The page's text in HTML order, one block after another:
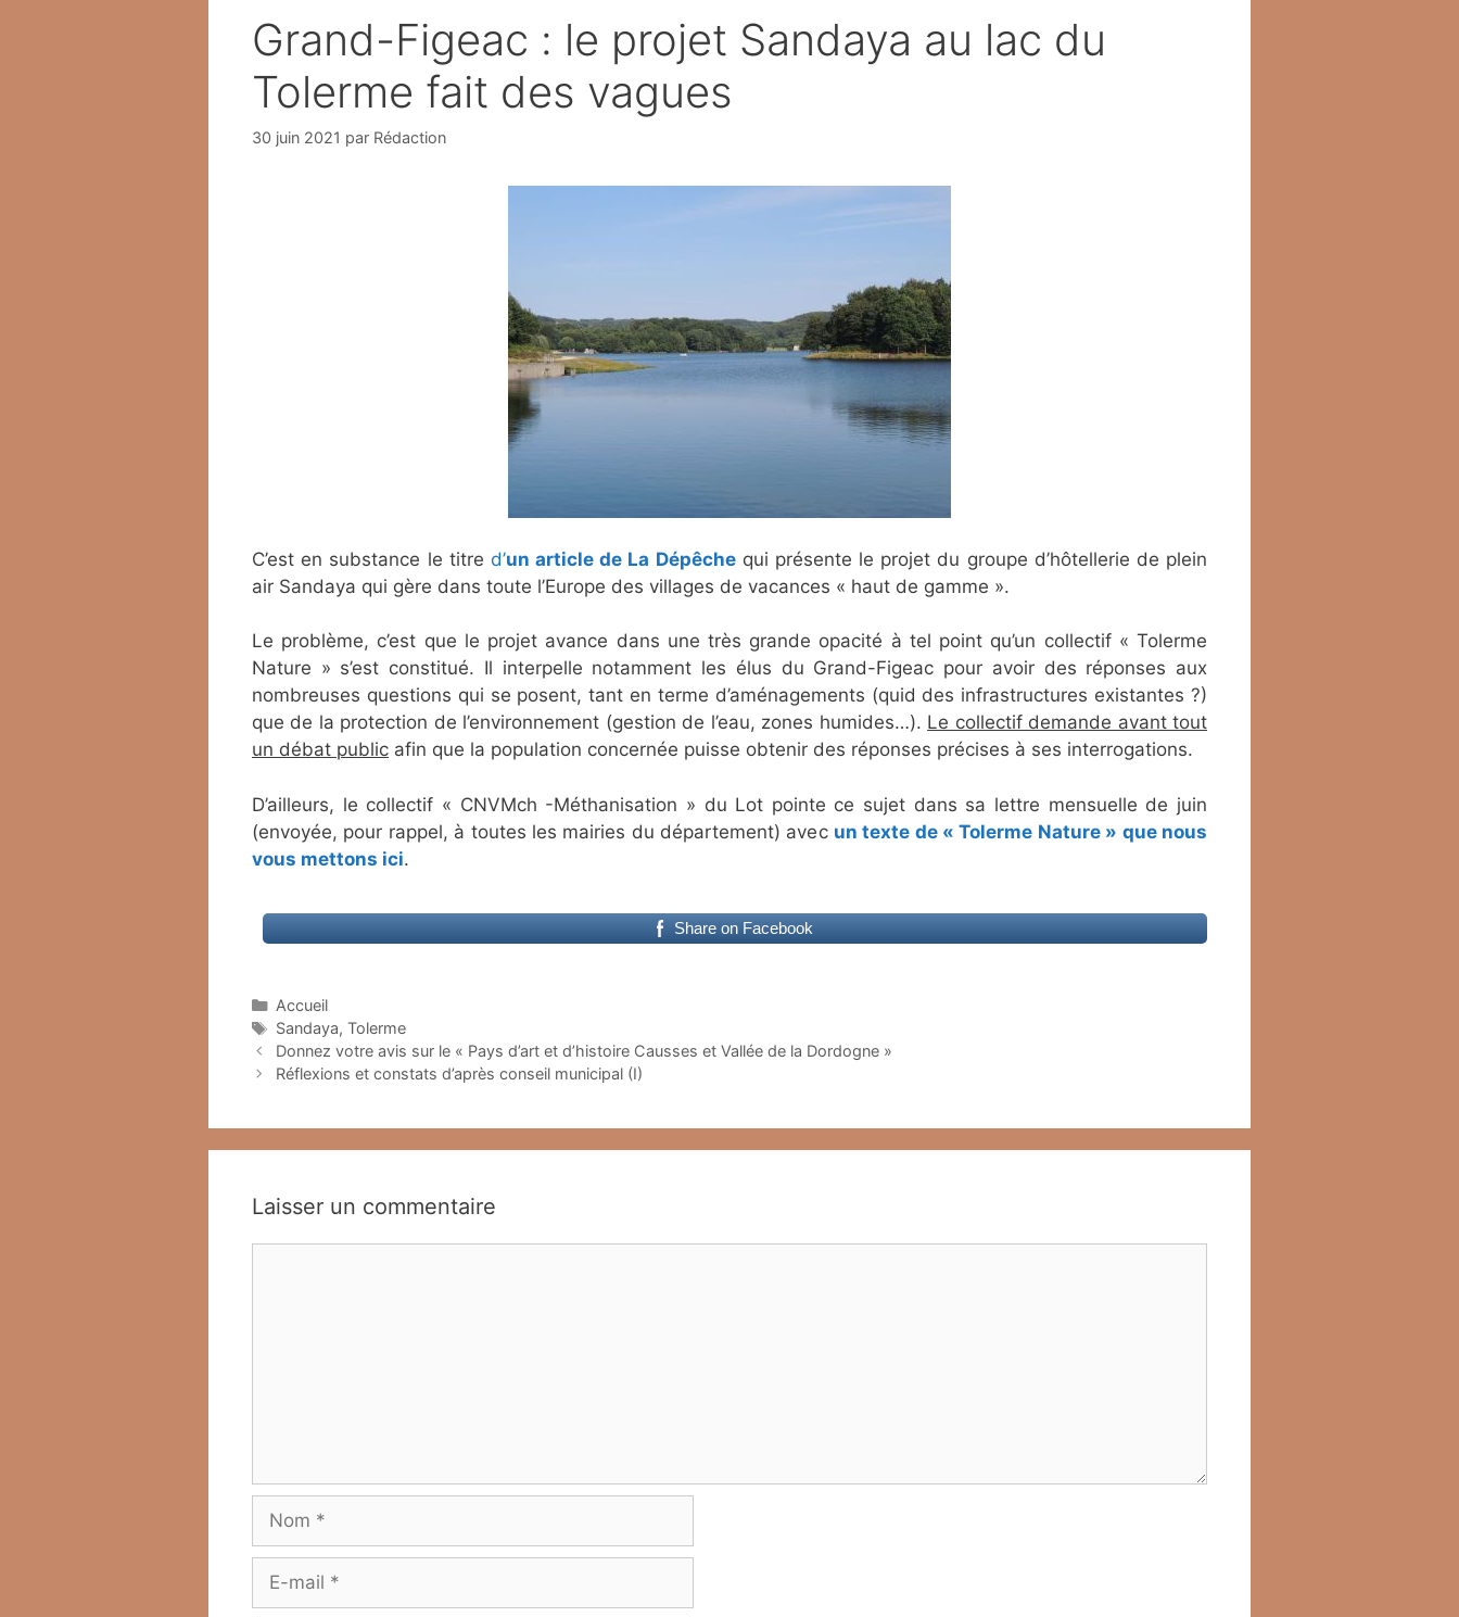
Grand-Figeac : le projet Sandaya au lac du
Tolerme fait des vagues
30 juin 2021 par Rédaction
C’est en substance le titre d’un article de La Dépêchequi présente le projet du groupe d’hôtellerie de plein
air Sandaya qui gère dans toute l’Europe des villages de vacances « haut de gamme ».
Le problème, c’est que le projet avance dans une très grande opacité à tel point qu’un collectif « Tolerme
Nature » s’est constitué. Il interpelle notamment les élus du Grand-Figeac pour avoir des réponses aux
nombreuses questions qui se posent, tant en terme d’aménagements (quid des infrastructures existantes ?)
que de la protection de l’environnement (gestion de l’eau, zones humides…). Le collectif demande avant tout
un débat public afin que la population concernée puisse obtenir des réponses précises à ses interrogations.
D’ailleurs, le collectif « CNVMch -Méthanisation » du Lot pointe ce sujet dans sa lettre mensuelle de juin
(envoyée, pour rappel, à toutes les mairies du département) avec un texte de « Tolerme Nature » que nous
vous mettons ici.
Share on Facebook
Catégories
Accueil
Étiquettes
Sandaya, Tolerme
Donnez votre avis sur le « Pays d’art et d’histoire Causses et Vallée de la Dordogne »
Réflexions et constats d’après conseil municipal (I)
Laisser un commentaire
Nom